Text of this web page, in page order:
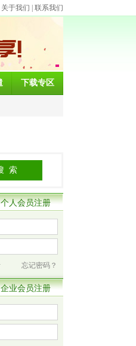
关于我们 联系我们
下载专区
个人会员注册
忘记密码？
企业会员注册